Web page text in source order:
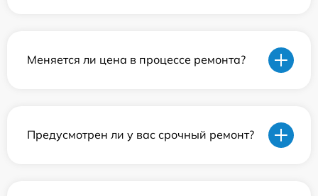
Меняется ли цена в процессе ремонта?
Предусмотрен ли у вас срочный ремонт?